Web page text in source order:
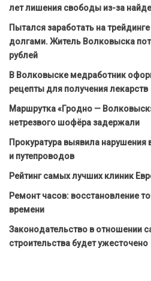
лет лишения свободы из-за
Пытался заработать на
долгами. Житель Волковыска
рублей
В Волковыске медработник
рецепты для получения лекарств
Маршрутка «Гродно —
нетрезвого шофёра задержали
Прокуратура выявила
и путепроводов
Рейтинг самых лучших клиник
Ремонт часов: восстановление
времени
Законодательство в отношении
строительства будет ужесточено